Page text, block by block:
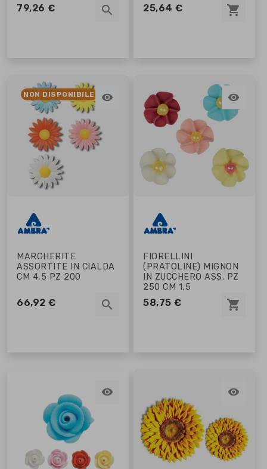
79,26 € search 25,64 € shopping_cart
NON DISPONIBILE 
MARGHERITE
ASSORTITE IN CIALDA
CM 4,5 PZ 200
66,92 € search

FIORELLINI
(PRATOLINE) MIGNON
IN ZUCCHERO ASS. PZ
250 CM 1,5
58,75 € shopping_cart
 